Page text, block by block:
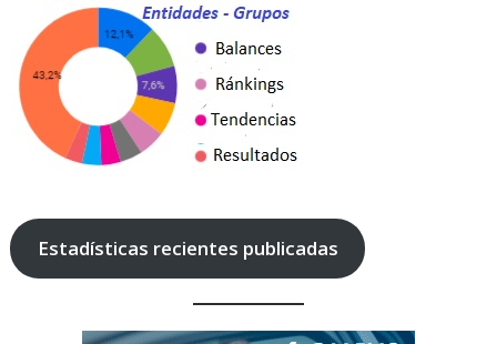
Estadísticas recientes publicadas